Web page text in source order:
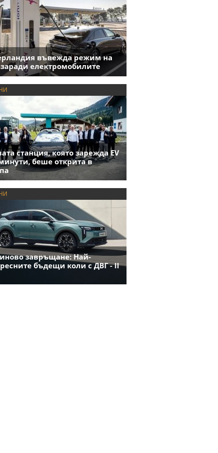
въвежда режим на
заради електромобилите
станция, която зарежда EV
беше открита в
завръщане: Най-
бъдещи коли с ДВГ - II